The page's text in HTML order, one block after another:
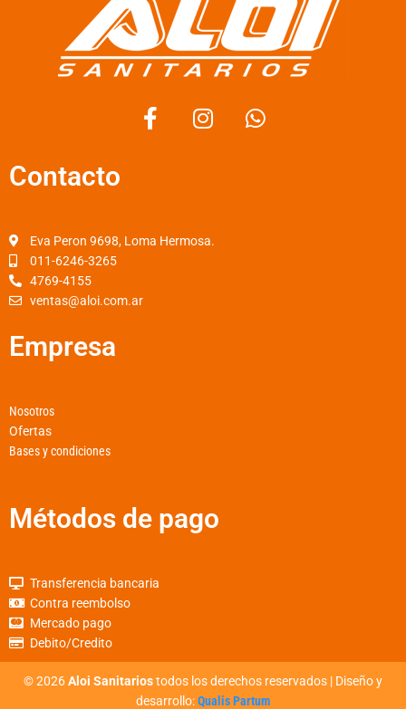
F
a
o
I
n
r
W
h
Contacto
Eva Peron 9698, Loma Hermosa.
011-6246-3265
4769-4155
ventas@aloi.com.ar
Empresa
Nosotros
Ofertas
Bases y condiciones
Métodos de pago
Transferencia bancaria
Contra reembolso
Mercado pago
Debito/Credito
©2026Aloi Sanitariostodos los derechos reservados | Diseño y
desarrollo:Qualis Partum